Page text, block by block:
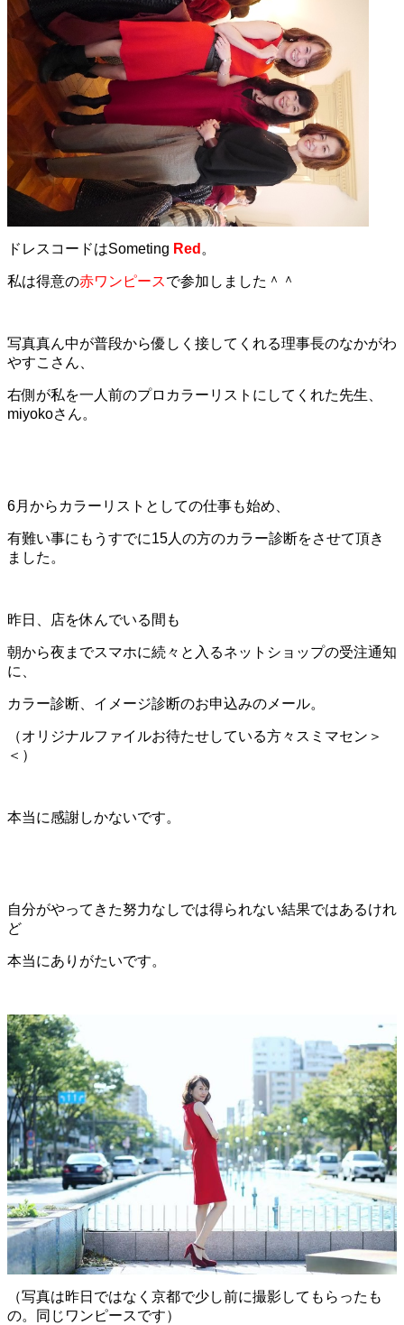
ドレスコードはSometing Red 。
私は得意の赤ワンピースで参加しました＾＾
写真真ん中が普段から優しく接してくれる理事長のなかがわ
やすこさん、
右側が私を一人前のプロカラーリストにしてくれた先生、
miyokoさん。
6月からカラーリストとしての仕事も始め、
有難い事にもうすでに15人の方のカラー診断をさせて頂き
ました。
昨日、店を休んでいる間も
朝から夜までスマホに続々と入るネットショップの受注通知
に、
カラー診断、イメージ診断のお申込みのメール。
（オリジナルファイルお待たせしている方々スミマセン＞
＜）
本当に感謝しかないです。
自分がやってきた努力なしでは得られない結果ではあるけれ
ど
本当にありがたいです。
（写真は昨日ではなく京都で少し前に撮影してもらったも
の。同じワンピースです）